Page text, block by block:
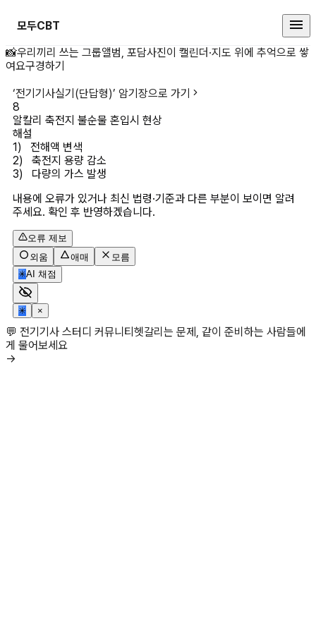
모두CBT
알칼리 축전지 불순물 혼입시 현상
📸우리끼리 쓰는 그룹앨범, 포담사진이 캘린더·지도 위에 추억으로 쌓
여요구경하기
‘전기기사실기(단답형)’ 암기장으로 가기
8
알칼리 축전지 불순물 혼입시 현상
해설
1)   전해액 변색
2)   축전지 용량 감소
3)   다량의 가스 발생
내용에 오류가 있거나 최신 법령·기준과 다른 부분이 보이면 알려
주세요. 확인 후 반영하겠습니다.
오류 제보
외움
애매
모름
✳AI 채점
✳ ×
💬 전기기사 스터디 커뮤니티헷갈리는 문제, 같이 준비하는 사람들에
게 물어보세요
→